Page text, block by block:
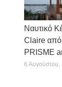
Ναυτικό
Claire από
PRISME
6 Αυγούστου,